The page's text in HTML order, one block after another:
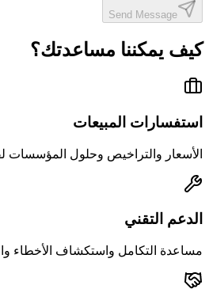
Send Message
كيف يمكننا مساعدتك؟
استفسارات المبيعات
الأسعار والتراخيص وحلول المؤسسات
الدعم التقني
مساعدة التكامل واستكشاف الأخطاء